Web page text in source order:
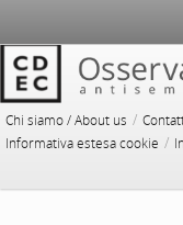
Chi siamo / About us /
Informativa estesa cookie /